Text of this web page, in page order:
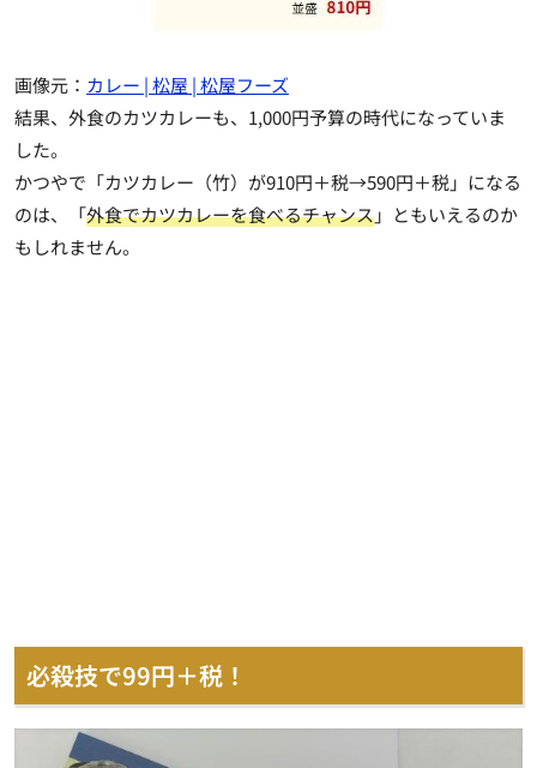
画像元： カレー | 松屋 | 松屋フーズ
結果、外食のカツカレーも、1,000円予算の時代になっていま
した。
かつやで「カツカレー（竹）が910円＋税→590円＋税」になる
のは、「外食でカツカレーを食べるチャンス」ともいえるのか
もしれません。
必殺技で99円＋税！